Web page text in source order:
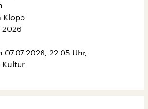
Klopp
2026
07.07.2026, 22.05 Uhr,
Kultur